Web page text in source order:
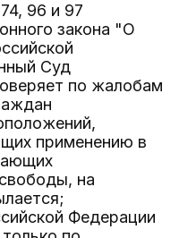
96 и 97
закона "О
Суд
по жалобам
применению в
на
Федерации